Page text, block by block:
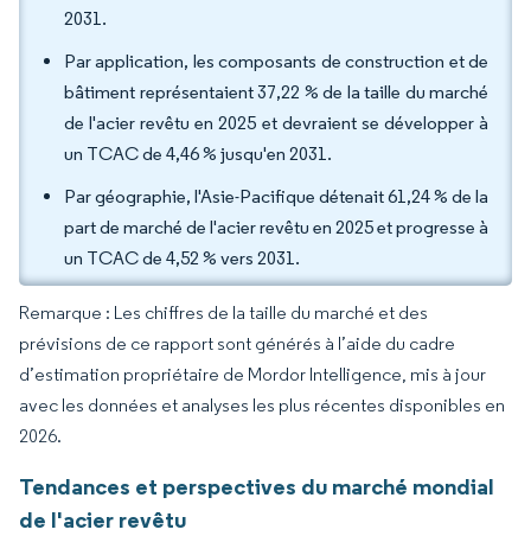
2031.
Par application, les composants de construction et de
bâtiment représentaient 37,22 % de la taille du marché
de l'acier revêtu en 2025 et devraient se développer à
un TCAC de 4,46 % jusqu'en 2031.
Par géographie, l'Asie-Pacifique détenait 61,24 % de la
part de marché de l'acier revêtu en 2025 et progresse à
un TCAC de 4,52 % vers 2031.
Remarque : Les chiffres de la taille du marché et des
prévisions de ce rapport sont générés à l’aide du cadre
d’estimation propriétaire de Mordor Intelligence, mis à jour
avec les données et analyses les plus récentes disponibles en
2026.
Tendances et perspectives du marché mondial
de l'acier revêtu